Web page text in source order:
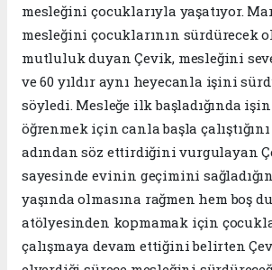
mesleğini çocuklarıyla yaşatıyor.
mesleğini çocuklarının sürdürecek
mutluluk duyan Çevik, mesleğini
ve 60 yıldır aynı heyecanla işini
söyledi. Mesleğe ilk başladığında
öğrenmek için canla başla
adından söz ettirdiğini vurgulayan
sayesinde evinin geçimini
yaşında olmasına rağmen hem boş
atölyesinden kopmamak için
çalışmaya devam ettiğini belirten